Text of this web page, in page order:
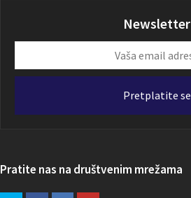
Newsletter
email
Pretplatite se
Pratite nas na društvenim mrežama